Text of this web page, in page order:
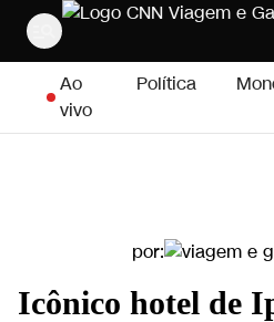
Pular para o conteúdo
Ao
vivo
Política
por:
Icônico hotel de